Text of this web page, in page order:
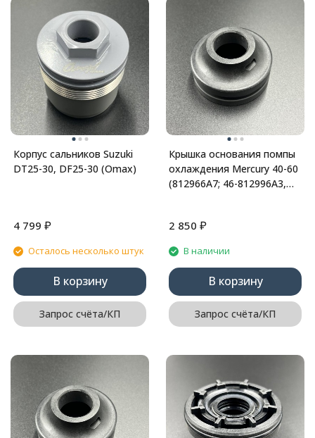
Корпус сальников Suzuki
DT25-30, DF25-30 (Omax)
4 799 ₽
Осталось несколько штук
В корзину
Запрос счёта/КП
Крышка основания помпы
охлаждения Mercury 40-60
(812966A7; 46-812996A3,
2 850 ₽
В наличии
В корзину
Запрос счёта/КП